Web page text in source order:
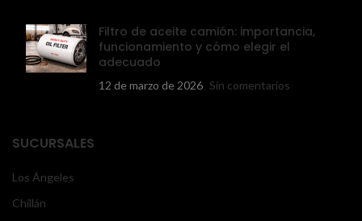
Filtro de aceite camión: importancia,
funcionamiento y cómo elegir el
adecuado
12 de marzo de 2026 Sin comentarios
SUCURSALES
Los Ángeles
Chillán